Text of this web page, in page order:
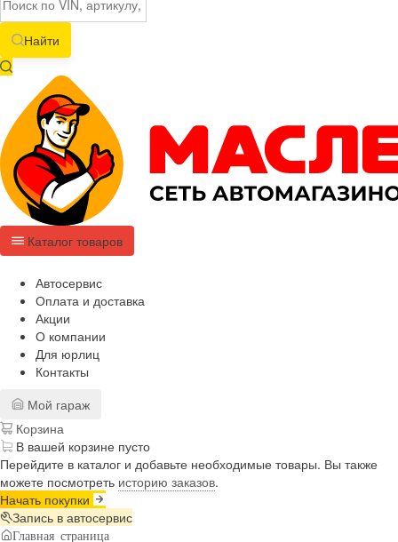
Найти
Каталог товаров
Автосервис
Оплата и доставка
Акции
О компании
Для юрлиц
Контакты
Мой гараж
Корзина
В вашей корзине пусто
Перейдите в каталог и добавьте необходимые товары. Вы также
можете посмотреть историю заказов.
Начать покупки
Запись в автосервис
Главная страница